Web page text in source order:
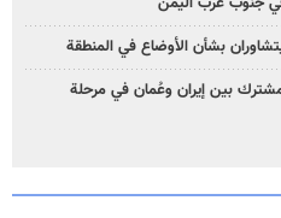
يتشاوران بشأن الأوضاع في المنطقة
المشترك بين إيران وعُمان في مرحلة